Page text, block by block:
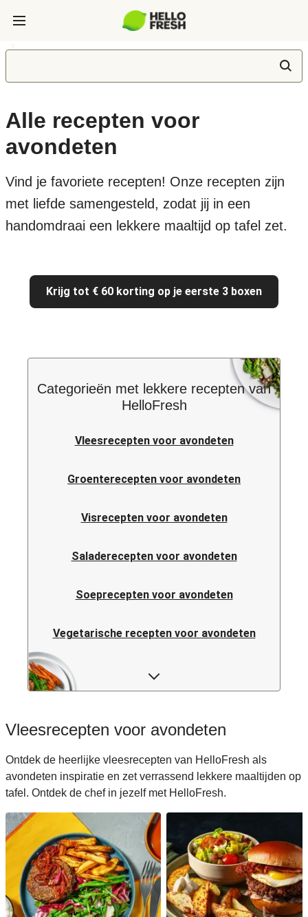
Alle recepten voor
avondeten
Vind je favoriete recepten! Onze recepten zijn
met liefde samengesteld, zodat jij in een
handomdraai een lekkere maaltijd op tafel zet.
Krijg tot € 60 korting op je eerste 3 boxen
Categorieën met lekkere recepten van
HelloFresh
Vleesrecepten voor avondeten
Groenterecepten voor avondeten
Visrecepten voor avondeten
Saladerecepten voor avondeten
Soeprecepten voor avondeten
Vegetarische recepten voor avondeten
Pastarecepten voor avondeten
Italiaanse recepten voor avondeten
Japanse recepten voor avondeten
Makkelijke recepten voor avondeten
Snelle recepten voor avondeten
Vleesrecepten voor avondeten
Ontdek de heerlijke vleesrecepten van HelloFresh als
avondeten inspiratie en zet verrassend lekkere maaltijden op
tafel. Ontdek de chef in jezelf met HelloFresh.